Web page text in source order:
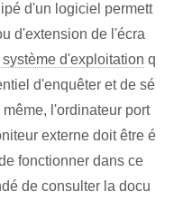
d'un logiciel permett
d'extension de l'écra
système d'exploitation q
d'enquêter et de sé
l'ordinateur port
externe doit être é
fonctionner dans ce
de consulter la docu